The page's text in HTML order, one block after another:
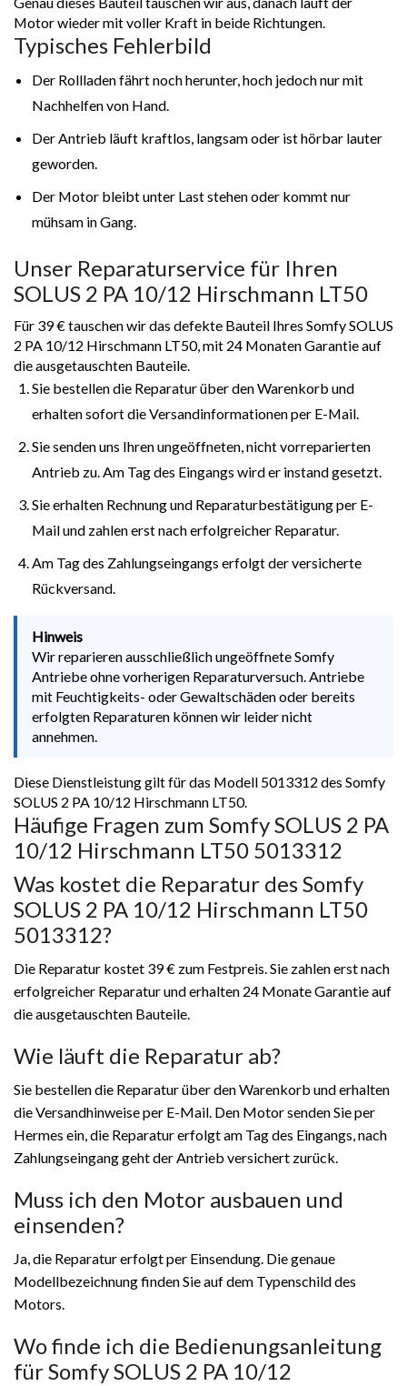
Motor wieder mit voller Kraft in beide Richtungen.
Typisches Fehlerbild
Der Rollladen fährt noch herunter, hoch jedoch nur mit
Nachhelfen von Hand.
Der Antrieb läuft kraftlos, langsam oder ist hörbar lauter
geworden.
Der Motor bleibt unter Last stehen oder kommt nur
mühsam in Gang.
Unser Reparaturservice für Ihren
SOLUS 2 PA 10/12 Hirschmann LT50
Für 39 € tauschen wir das defekte Bauteil Ihres Somfy SOLUS
2 PA 10/12 Hirschmann LT50, mit 24 Monaten Garantie auf
die ausgetauschten Bauteile.
Sie bestellen die Reparatur über den Warenkorb und
erhalten sofort die Versandinformationen per E-Mail.
Sie senden uns Ihren ungeöffneten, nicht vorreparierten
Antrieb zu. Am Tag des Eingangs wird er instand gesetzt.
Sie erhalten Rechnung und Reparaturbestätigung per E-
Mail und zahlen erst nach erfolgreicher Reparatur.
Am Tag des Zahlungseingangs erfolgt der versicherte
Rückversand.
Hinweis
Wir reparieren ausschließlich ungeöffnete Somfy
Antriebe ohne vorherigen Reparaturversuch. Antriebe
mit Feuchtigkeits- oder Gewaltschäden oder bereits
erfolgten Reparaturen können wir leider nicht
annehmen.
Diese Dienstleistung gilt für das Modell 5013312 des Somfy
SOLUS 2 PA 10/12 Hirschmann LT50.
Häufige Fragen zum Somfy SOLUS 2 PA
10/12 Hirschmann LT50 5013312
Was kostet die Reparatur des Somfy
SOLUS 2 PA 10/12 Hirschmann LT50
5013312?
Die Reparatur kostet 39 € zum Festpreis. Sie zahlen erst nach
erfolgreicher Reparatur und erhalten 24 Monate Garantie auf
die ausgetauschten Bauteile.
Wie läuft die Reparatur ab?
Sie bestellen die Reparatur über den Warenkorb und erhalten
die Versandhinweise per E-Mail. Den Motor senden Sie per
Hermes ein, die Reparatur erfolgt am Tag des Eingangs, nach
Zahlungseingang geht der Antrieb versichert zurück.
Muss ich den Motor ausbauen und
einsenden?
Ja, die Reparatur erfolgt per Einsendung. Die genaue
Modellbezeichnung finden Sie auf dem Typenschild des
Motors.
Wo finde ich die Bedienungsanleitung
für Somfy SOLUS 2 PA 10/12